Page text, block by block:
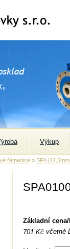
Výkup
řemenice » SPA
Základní
701 Kč včetně